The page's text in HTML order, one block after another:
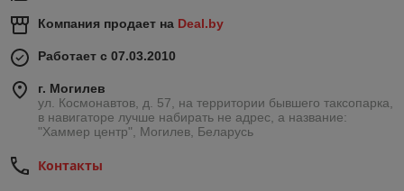
Компания продает на Deal.by
Работает с 07.03.2010
г. Могилев
ул. Космонавтов, д. 57, на территории бывшего таксопарка,
в навигаторе лучше набирать не адрес, а название:
"Хаммер центр", Могилев, Беларусь
Контакты